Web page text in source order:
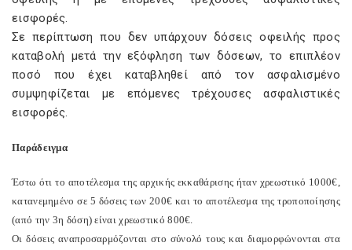
εισφορές.
Σε περίπτωση που δεν υπάρχουν δόσεις οφειλής προς
καταβολή μετά την εξόφληση των δόσεων, το επιπλέον
ποσό που έχει καταβληθεί από τον ασφαλισμένο
συμψηφίζεται με επόμενες τρέχουσες ασφαλιστικές
εισφορές.
Παράδειγμα
Έστω ότι το αποτέλεσμα της αρχικής εκκαθάρισης ήταν χρεωστικό 1000€,
κατανεμημένο σε 5 δόσεις των 200€ και το αποτέλεσμα της τροποποίησης
(από την 3η δόση) είναι χρεωστικό 800€.
Οι δόσεις αναπροσαρμόζονται στο σύνολό τους και διαμορφώνονται στα